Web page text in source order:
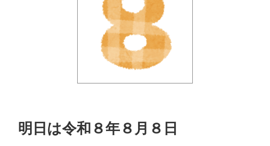
明日は令和８年８月８日